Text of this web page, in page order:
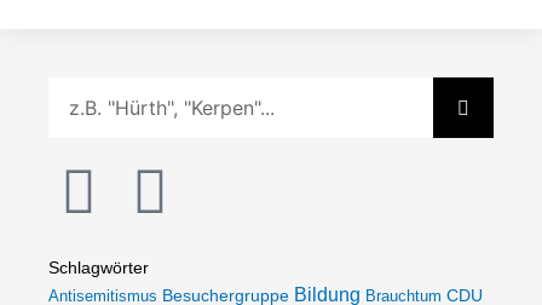
I
n
F
Schlagwörter
Antisemitismus Besuchergruppe Bildung Brauchtum CDU